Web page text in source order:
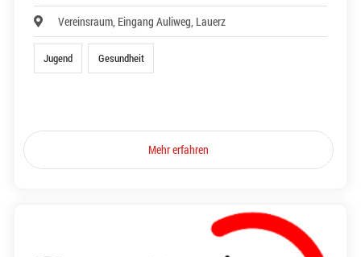
Vereinsraum, Eingang Auliweg, Lauerz
Jugend Gesundheit
Mehr erfahren